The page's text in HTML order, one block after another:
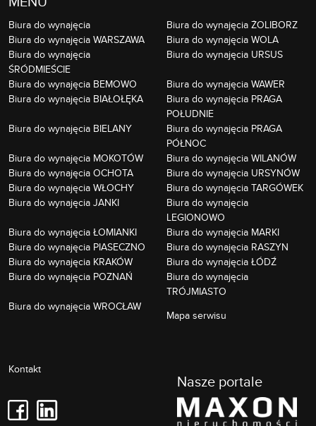
Biura do wynajęcia
Biura do wynajęcia ŻOLIBORZ
Biura do wynajęcia WARSZAWA
Biura do wynajęcia WOLA
Biura do wynajęcia
ŚRÓDMIEŚCIE
Biura do wynajęcia URSUS
Biura do wynajęcia BEMOWO
Biura do wynajęcia WAWER
Biura do wynajęcia BIAŁOŁĘKA
Biura do wynajęcia PRAGA
POŁUDNIE
Biura do wynajęcia BIELANY
Biura do wynajęcia PRAGA
PÓŁNOC
Biura do wynajęcia MOKOTÓW
Biura do wynajęcia WILANÓW
Biura do wynajęcia OCHOTA
Biura do wynajęcia URSYNÓW
Biura do wynajęcia WŁOCHY
Biura do wynajęcia TARGÓWEK
Biura do wynajęcia JANKI
Biura do wynajęcia
LEGIONOWO
Biura do wynajęcia ŁOMIANKI
Biura do wynajęcia MARKI
Biura do wynajęcia PIASECZNO
Biura do wynajęcia RASZYN
Biura do wynajęcia KRAKÓW
Biura do wynajęcia ŁÓDŹ
Biura do wynajęcia POZNAŃ
Biura do wynajęcia
TRÓJMIASTO
Biura do wynajęcia WROCŁAW
Mapa serwisu
Kontakt
Nasze portale